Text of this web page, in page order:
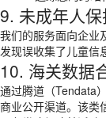
9. 未成年人保
我们的服务面向企业
发现误收集了儿童信
10. 海关数据
通过腾道（Tendata
商业公开渠道。该类